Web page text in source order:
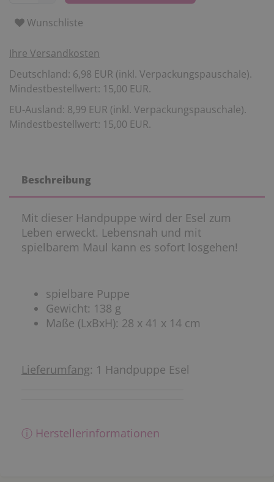
Wunschliste
Ihre Versandkosten
Deutschland: 6,98 EUR (inkl. Verpackungspauschale).
Mindestbestellwert: 15,00 EUR.
EU-Ausland: 8,99 EUR (inkl. Verpackungspauschale).
Mindestbestellwert: 15,00 EUR.
Beschreibung
Mit dieser Handpuppe wird der Esel zum
Leben erweckt. Lebensnah und mit
spielbarem Maul kann es sofort losgehen!
spielbare Puppe
Gewicht: 138 g
Maße (LxBxH): 28 x 41 x 14 cm
Lieferumfang: 1 Handpuppe Esel
ⓘ Herstellerinformationen